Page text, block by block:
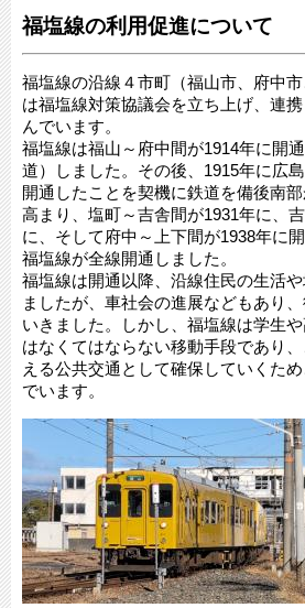
福塩線の利用促進について
福塩線の沿線４市町（福山市、府中
は福塩線対策協議会を立ち上げ、連
んでいます。
福塩線は福山～府中間が1914年に開
道）しました。その後、1915年に広
開通したことを契機に鉄道を備後南
高まり、塩町～吉舎間が1931年に、
に、そして府中～上下間が1938年に
福塩線が全線開通しました。
福塩線は開通以降、沿線住民の生活
ましたが、車社会の進展などもあり
いきました。しかし、福塩線は学生
はなくてはならない移動手段であり
える公共交通として確保していくた
でいます。